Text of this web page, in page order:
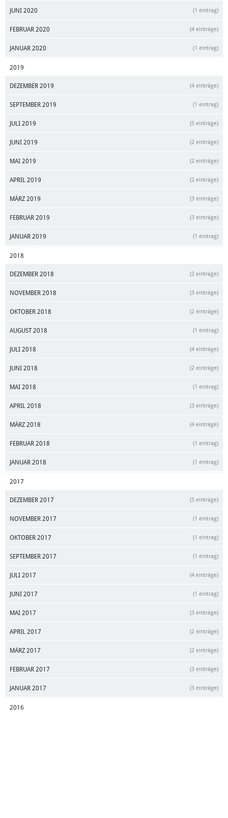
JUNI 2020 (1 eintrag)
FEBRUAR 2020 (4 einträge)
JANUAR 2020 (1 eintrag)
2019
DEZEMBER 2019 (4 einträge)
SEPTEMBER 2019 (1 eintrag)
JULI 2019 (5 einträge)
JUNI 2019 (2 einträge)
MAI 2019 (2 einträge)
APRIL 2019 (2 einträge)
MÄRZ 2019 (3 einträge)
FEBRUAR 2019 (3 einträge)
JANUAR 2019 (1 eintrag)
2018
DEZEMBER 2018 (2 einträge)
NOVEMBER 2018 (3 einträge)
OKTOBER 2018 (2 einträge)
AUGUST 2018 (1 eintrag)
JULI 2018 (4 einträge)
JUNI 2018 (2 einträge)
MAI 2018 (1 eintrag)
APRIL 2018 (3 einträge)
MÄRZ 2018 (4 einträge)
FEBRUAR 2018 (1 eintrag)
JANUAR 2018 (1 eintrag)
2017
DEZEMBER 2017 (5 einträge)
NOVEMBER 2017 (1 eintrag)
OKTOBER 2017 (1 eintrag)
SEPTEMBER 2017 (1 eintrag)
JULI 2017 (4 einträge)
JUNI 2017 (1 eintrag)
MAI 2017 (3 einträge)
APRIL 2017 (2 einträge)
MÄRZ 2017 (2 einträge)
FEBRUAR 2017 (3 einträge)
JANUAR 2017 (3 einträge)
2016